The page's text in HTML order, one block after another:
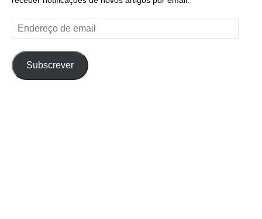
Endereço
de
Subscrever